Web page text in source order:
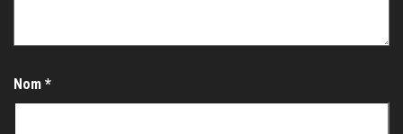
Nom *